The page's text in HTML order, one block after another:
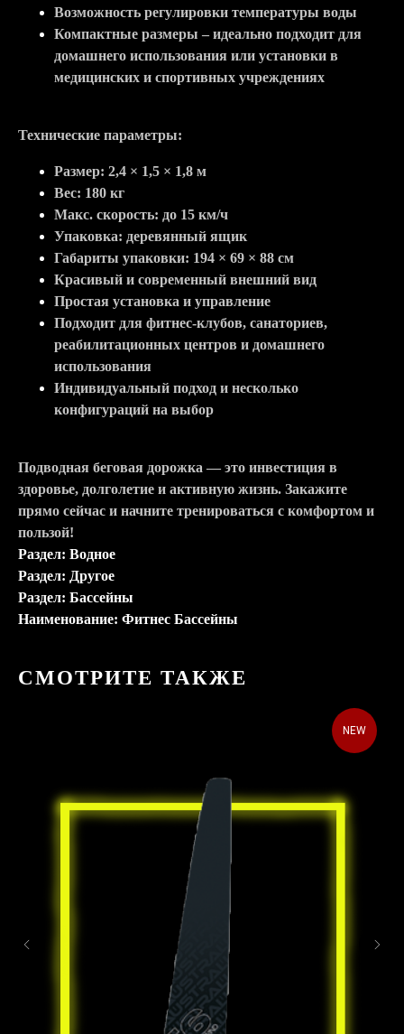
Возможность регулировки температуры воды
Компактные размеры – идеально подходит для
домашнего использования или установки в
медицинских и спортивных учреждениях
Технические параметры:
Размер: 2,4 × 1,5 × 1,8 м
Вес: 180 кг
Макс. скорость: до 15 км/ч
Упаковка: деревянный ящик
Габариты упаковки: 194 × 69 × 88 см
Красивый и современный внешний вид
Простая установка и управление
Подходит для фитнес-клубов, санаториев,
реабилитационных центров и домашнего
использования
Индивидуальный подход и несколько
конфигураций на выбор
Подводная беговая дорожка — это инвестиция в
здоровье, долголетие и активную жизнь. Закажите
прямо сейчас и начните тренироваться с комфортом и
пользой!
Раздел: Водное
Раздел: Другое
Раздел: Бассейны
Наименование: Фитнес Бассейны
СМОТРИТЕ ТАКЖЕ
NEW